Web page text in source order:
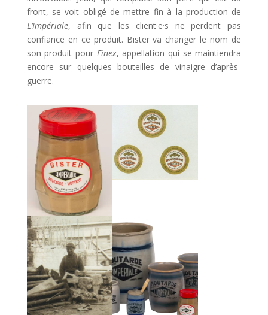
front, se voit obligé de mettre fin à la production de
L’Impériale, afin que les client·e·s ne perdent pas
confiance en ce produit. Bister va changer le nom de
son produit pour Finex, appellation qui se maintiendra
encore sur quelques bouteilles de vinaigre d’après-
guerre.